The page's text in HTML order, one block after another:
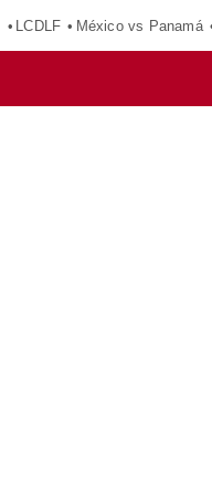
LCDLF México vs Panamá